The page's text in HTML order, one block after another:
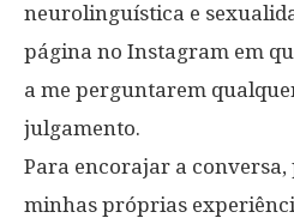
neurolinguística e
página no Instagram em
a me perguntarem
julgamento.
Para encorajar a conversa,
minhas próprias